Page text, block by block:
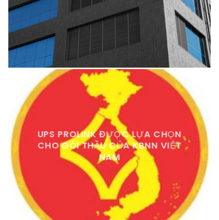
UPS PROLINK ĐƯỢC LỰA CHỌN
CHO GÓI THẦU CỦA KBNN VIỆT
NAM